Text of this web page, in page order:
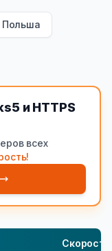
Польша
и HTTPS
всех
Скорость